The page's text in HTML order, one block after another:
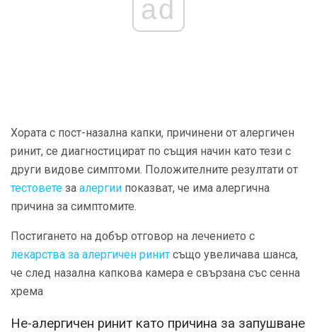
ad
Хората с пост-назална капки, причинени от алергичен
ринит, се диагностицират по същия начин като тези с
други видове симптоми. Положителните резултати от
тестовете за алергии показват, че има алергична
причина за симптомите.
Постигането на добър отговор на лечението с
лекарства за алергичен ринит също увеличава шанса,
че след назална капкова камера е свързана със сенна
хрема
Не-алергичен ринит като причина за запушване